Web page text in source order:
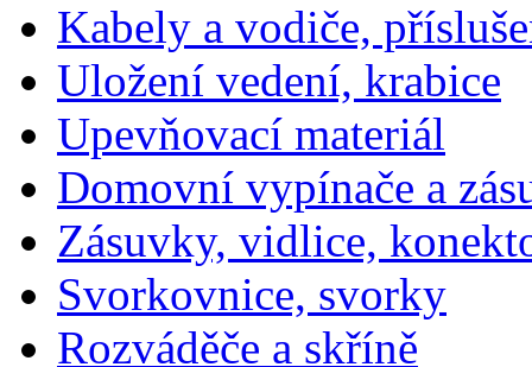
Kabely a vodiče,
Uložení vedení, krabice
Upevňovací materiál
Domovní vypínače a
Zásuvky, vidlice,
Svorkovnice, svorky
Rozváděče a skříně